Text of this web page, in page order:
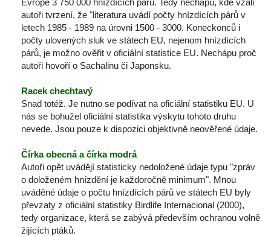
Evropě 3 750 000 hnízdících párů. Tedy nechápu, kde vzali
autoři tvrzení, že "literatura uvádí počty hnízdících párů v
letech 1985 - 1989 na úrovni 1500 - 3000. Koneckonců i
počty ulovených sluk ve státech EU, nejenom hnízdících
párů, je možno ověřit v oficiální statistice EU. Nechápu proč
autoři hovoří o Sachalinu či Japonsku.
Racek chechtavý
Snad totéž. Je nutno se podívat na oficiální statistiku EU. U
nás se bohužel oficiální statistika výskytu tohoto druhu
nevede. Jsou pouze k dispozici objektivně neověřené údaje.
Čírka obecná a čírka modrá
Autoři opět uvádějí statisticky nedoložené údaje typu "zpráv
o doloženém hnízdění je každoročně minimum". Mnou
uváděné údaje o počtu hnízdících párů ve státech EU byly
převzaty z oficiální statistiky Birdlife Internacional (2000),
tedy organizace, která se zabývá především ochranou volně
žijících ptáků.